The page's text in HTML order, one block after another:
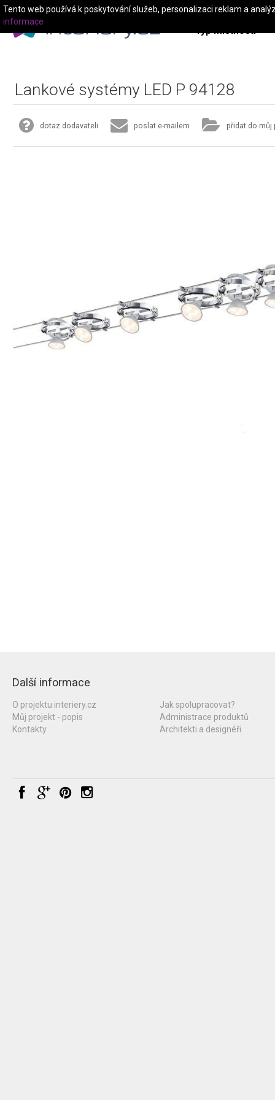
Typ místnosti
Lankové systémy LED P 94128
dotaz dodavateli poslat e-mailem přidat do můj
Další informace
O projektu interiery.cz
Můj projekt - popis
Kontakty
Jak spolupracovat?
Administrace produktů
Architekti a designéři
Tento web používá k poskytování služeb, personalizaci reklam a
informace